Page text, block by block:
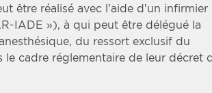
être réalisé avec l’aide d’un infirmier
IADE »), à qui peut être délégué la
du ressort exclusif du
le cadre réglementaire de leur décret